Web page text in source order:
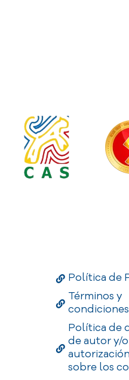
Política de
Términos y
condiciones
Política de
de autor y/o
sobre los